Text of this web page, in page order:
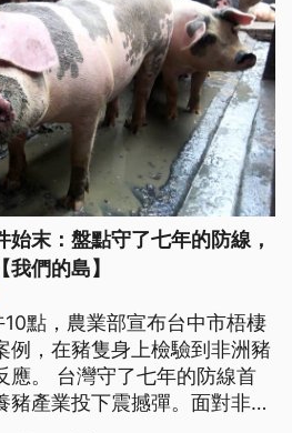
始末：盤點守了七年的防線，
們的島】
點，農業部宣布台中市梧棲
例，在豬隻身上檢驗到非洲豬
應。 台灣守了七年的防線首
豬產業投下震撼彈。面對非洲